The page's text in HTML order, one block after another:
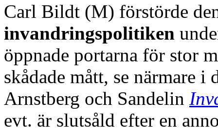
Carl Bildt (M) förstörde
invandringspolitiken
öppnade portarna för stor
skådade mått, se närmare
Arnstberg och Sandelin
evt. är slutsåld efter en